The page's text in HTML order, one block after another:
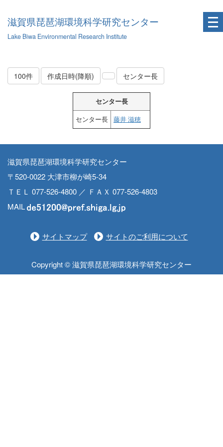
滋賀県琵琶湖環境科学研究センター
Lake Biwa Environmental Research Institute
100件 作成日時(降順) センター長
センター長
センター長
藤井 滋穂
滋賀県琵琶湖環境科学研究センター
〒520-0022 大津市柳が崎5-34
ＴＥＬ 077-526-4800 ／ ＦＡＸ 077-526-4803
MAIL
サイトマップ サイトのご利用について
Copyright © 滋賀県琵琶湖環境科学研究センター